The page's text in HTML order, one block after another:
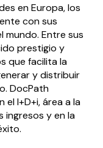
en Europa, los
con sus
mundo. Entre sus
prestigio y
que facilita la
y distribuir
DocPath
I+D+i, área a la
ingresos y en la